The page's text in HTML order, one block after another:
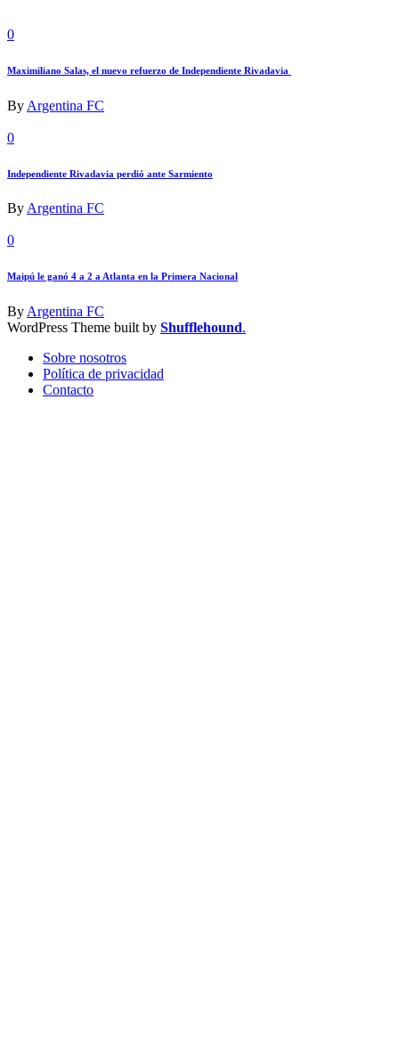
0
Maximiliano Salas, el nuevo refuerzo de Independiente Rivadavia
By Argentina FC
0
Independiente Rivadavia perdió ante Sarmiento
ByArgentina FC
0
Maipú le ganó 4 a 2 a Atlanta en la Primera Nacional
ByArgentina FC
WordPress Theme built by Shufflehound.
Sobre nosotros
Política de privacidad
Contacto